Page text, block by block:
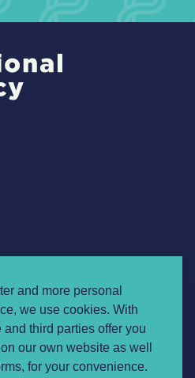
and more personal
we use cookies. With
third parties offer you
our own website as well
for your convenience.
Planner
Contact
Privacy policy
Terms & conditions